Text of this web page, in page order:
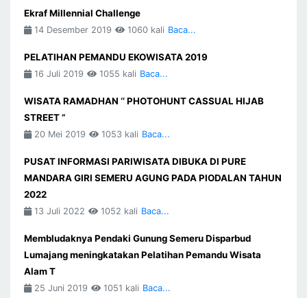
Ekraf Millennial Challenge
14 Desember 2019 1060 kali Baca...
PELATIHAN PEMANDU EKOWISATA 2019
16 Juli 2019 1055 kali Baca...
WISATA RAMADHAN ‘’ PHOTOHUNT CASSUAL HIJAB
STREET ”
20 Mei 2019 1053 kali Baca...
PUSAT INFORMASI PARIWISATA DIBUKA DI PURE
MANDARA GIRI SEMERU AGUNG PADA PIODALAN TAHUN
2022
13 Juli 2022 1052 kali Baca...
Membludaknya Pendaki Gunung Semeru Disparbud
Lumajang meningkatakan Pelatihan Pemandu Wisata
Alam T
25 Juni 2019 1051 kali Baca...